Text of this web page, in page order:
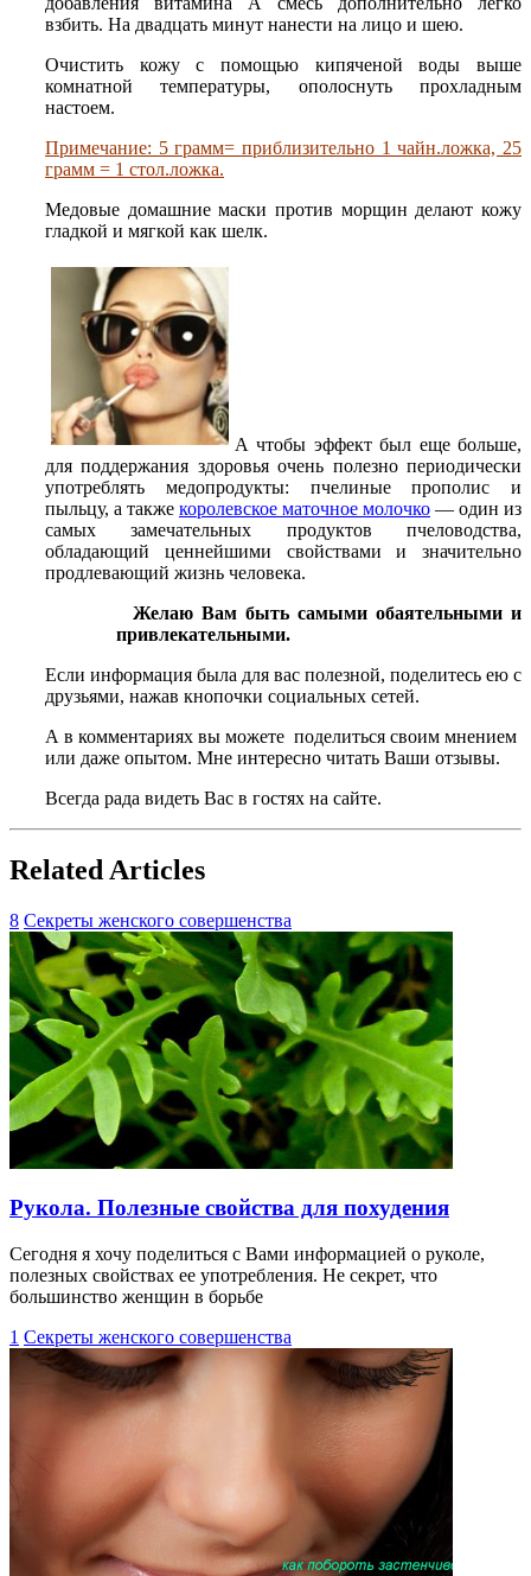
взбить. На двадцать минут нанести на лицо и шею.
Очистить кожу с помощью кипяченой воды выше
комнатной температуры, ополоснуть прохладным
настоем.
Примечание: 5 грамм= приблизительно 1 чайн.ложка, 25
грамм = 1 стол.ложка.
Медовые домашние маски против морщин делают кожу
гладкой и мягкой как шелк.
А чтобы эффект был еще больше,
для поддержания здоровья очень полезно периодически
употреблять медопродукты: пчелиные прополис и
пыльцу, а также королевское маточное молочко — один из
самых замечательных продуктов пчеловодства,
обладающий ценнейшими свойствами и значительно
продлевающий жизнь человека.
Желаю Вам быть самыми обаятельными и
привлекательными.
Если информация была для вас полезной, поделитесь ею с
друзьями, нажав кнопочки социальных сетей.
А в комментариях вы можете поделиться своим мнением
или даже опытом. Мне интересно читать Ваши отзывы.
Всегда рада видеть Вас в гостях на сайте.
Related Articles
8 Секреты женского совершенства
Рукола. Полезные свойства для похудения
Сегодня я хочу поделиться с Вами информацией о руколе,
полезных свойствах ее употребления. Не секрет, что
большинство женщин в борьбе
1 Секреты женского совершенства